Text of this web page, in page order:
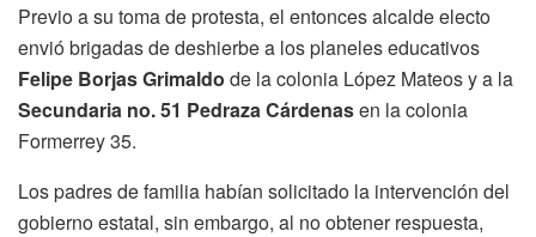
Previo a su toma de protesta, el entonces alcalde electo
envió brigadas de deshierbe a los planeles educativos
Felipe Borjas Grimaldo de la colonia López Mateos y a la
Secundaria no. 51 Pedraza Cárdenasen la colonia
Formerrey 35.
Los padres de familia habían solicitado la intervención del
gobierno estatal, sin embargo, al no obtener respuesta,